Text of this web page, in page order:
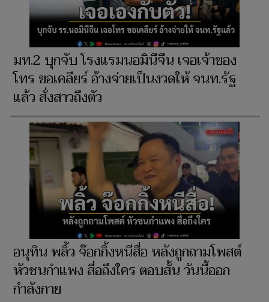
มท.2 บุกจับ โรงแรมนอมินีจีน เจอเจ้าของ
โทร ขอเคลียร์ อ้างจ่ายเป็นงวดให้ จนท.รัฐ
แล้ว สั่งสาวถึงตัว
อนุทิน พลิ้ว จ๊อกกิ้งหนีสื่อ หลังถูกถามโพสต์
หัวชนกำแพง สื่อถึงใคร ตอบสั้น วันนี้ออก
กำลังกาย